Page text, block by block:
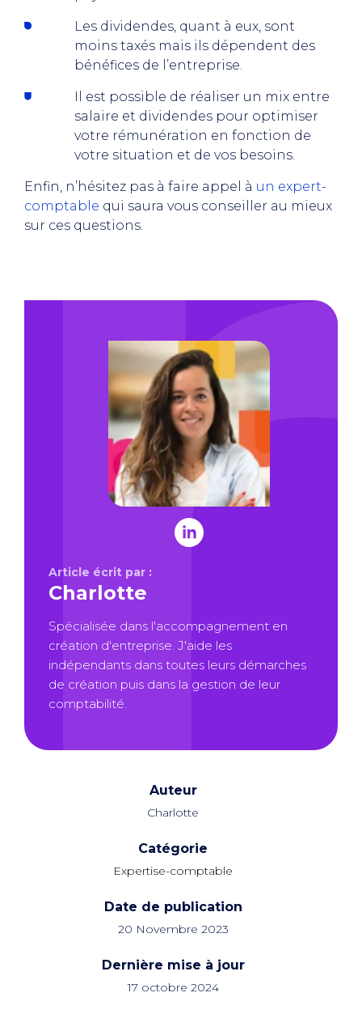
Les dividendes, quant à eux, sont
moins taxés mais ils dépendent des
bénéfices de l’entreprise.
Il est possible de réaliser un mix entre
salaire et dividendes pour optimiser
votre rémunération en fonction de
votre situation et de vos besoins.
Enfin, n’hésitez pas à faire appel à un expert-
comptable qui saura vous conseiller au mieux
sur ces questions.
Article écrit par :
Charlotte
Spécialisée dans l'accompagnement en
création d'entreprise. J'aide les
indépendants dans toutes leurs démarches
de création puis dans la gestion de leur
comptabilité.
Auteur
Charlotte
Catégorie
Expertise-comptable
Date de publication
20 Novembre 2023
Dernière mise à jour
17 octobre 2024